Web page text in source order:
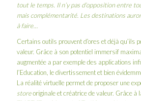
tout le temps. Il n’y pas d’opposition entre
mais complémentarité. Les destinations
à faire…
Certains outils prouvent d’ores et déjà qu’ils
valeur. Grâce à son potentiel immersif
augmentée a par exemple des applications
l’Education, le divertissement et bien
La réalité virtuelle permet de proposer une
storeoriginale et créatrice de valeur. Grâce à